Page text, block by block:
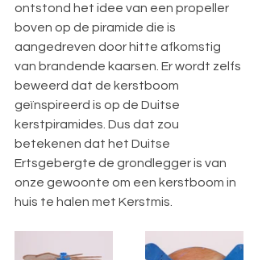
ontstond het idee van een propeller
boven op de piramide die is
aangedreven door hitte afkomstig
van brandende kaarsen. Er wordt zelfs
beweerd dat de kerstboom
geïnspireerd is op de Duitse
kerstpiramides. Dus dat zou
betekenen dat het Duitse
Ertsgebergte de grondlegger is van
onze gewoonte om een kerstboom in
huis te halen met Kerstmis.